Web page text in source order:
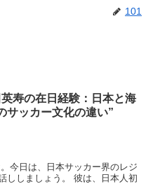
101
英寿の在日経験：日本と海
サッカー文化の違い”
今日は、日本サッカー界のレジ
ししましょう。 彼は、日本人初